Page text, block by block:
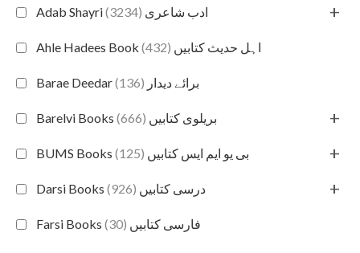
Adab Shayri ادب شاعری (3234) +
Ahle Hadees Book اہل حدیث کتابیں (432)
Barae Deedar برائے دیدار (136)
Barelvi Books بریلوی کتابیں (666) +
BUMS Books بی یو ایم ایس کتابیں (125) +
Darsi Books درسی کتابیں (926) +
Farsi Books فارسی کتابیں (30)